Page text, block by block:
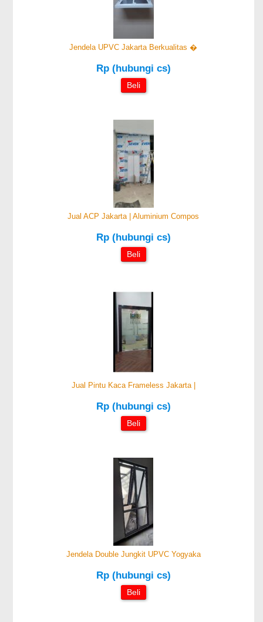
Jendela UPVC Jakarta Berkualitas �
Rp (hubungi cs)
Beli
Jual ACP Jakarta | Aluminium Compos
Rp (hubungi cs)
Beli
Jual Pintu Kaca Frameless Jakarta |
Rp (hubungi cs)
Beli
Jendela Double Jungkit UPVC Yogyaka
Rp (hubungi cs)
Beli